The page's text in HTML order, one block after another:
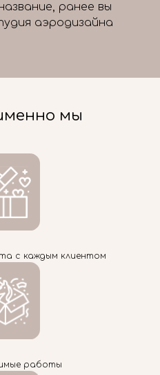
ранее вы
аэродизайна
мы
с каждым клиентом
работы